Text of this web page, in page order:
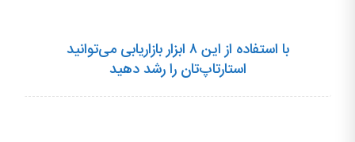
با استفاده از این ۸ ابزار بازاریابی می‌توانید
استارتاپ‌تان را رشد دهید